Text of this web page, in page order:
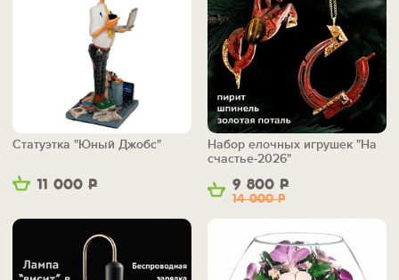
11 000 Р
Статуэтка "Юный Джобс"
9 800 Р
14 000Р
Набор елочных игрушек "На
счастье-2026"